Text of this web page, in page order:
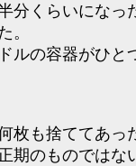
分くらいになっ
。
ルの容器がひと
枚も捨ててあっ
期のものではな